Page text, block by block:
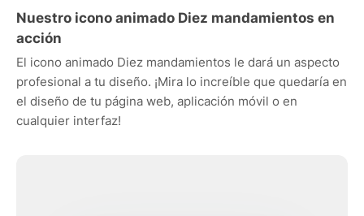
Nuestro icono animado Diez mandamientos en
acción
El icono animado Diez mandamientos le dará un aspecto
profesional a tu diseño. ¡Mira lo increíble que quedaría en
el diseño de tu página web, aplicación móvil o en
cualquier interfaz!